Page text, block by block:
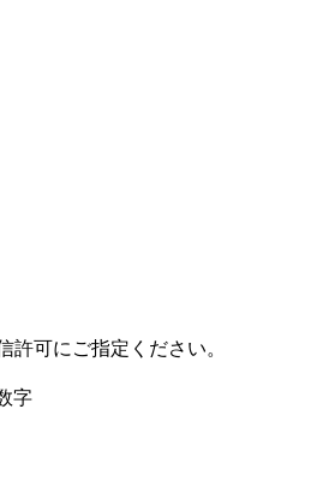
許可にご指定ください。
字